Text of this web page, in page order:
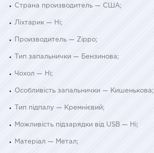
Страна производитель — США;
Ліхтарик — Ні;
Производитель — Zippo;
Тип запальнички — Бензинова;
Чохол — Ні;
Особливість запальнички — Кишенькова;
Тип підпалу — Кремнієвий;
Можливість підзарядки від USB — Ні;
Матеріал — Метал;